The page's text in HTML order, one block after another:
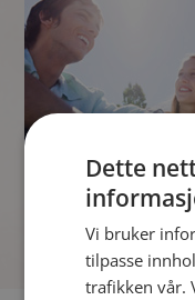
Dette
Vi bruker
tilpasse
trafikken vår.